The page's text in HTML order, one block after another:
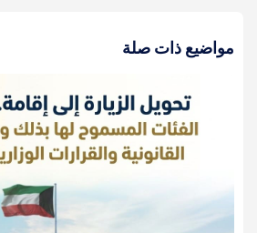
مواضيع ذات صلة